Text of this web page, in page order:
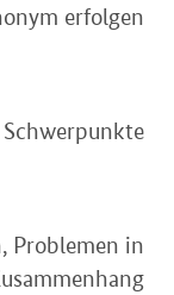
erfolgen.
Schwerpunkte
Problemen in